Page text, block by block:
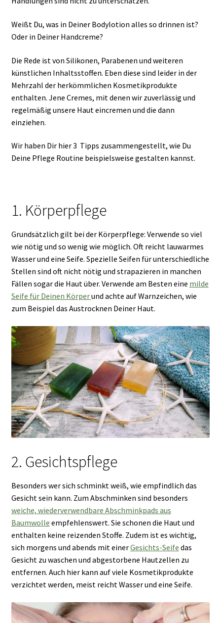
Weißt Du, was in Deiner Bodylotion alles so drinnen ist?
Oder in Deiner Handcreme?
Die Rede ist von Silikonen, Parabenen und weiteren
künstlichen Inhaltsstoffen. Eben diese sind leider in der
Mehrzahl der herkömmlichen Kosmetikprodukte
enthalten. Jene Cremes, mit denen wir zuverlässig und
regelmäßig unsere Haut eincremen und die dann
einziehen.
Wir haben Dir hier 3 Tipps zusammengestellt, wie Du
Deine Pflege Routine beispielsweise gestalten kannst.
1. Körperpflege
Grundsätzlich gilt bei der Körperpflege: Verwende so viel
wie nötig und so wenig wie möglich. Oft reicht lauwarmes
Wasser und eine Seife. Spezielle Seifen für unterschiedliche
Stellen sind oft nicht nötig und strapazieren in manchen
Fällen sogar die Haut über. Verwende am Besten eine milde
Seife für Deinen Körperund achte auf Warnzeichen, wie
zum Beispiel das Austrocknen Deiner Haut.
2. Gesichtspflege
Besonders wer sich schminkt weiß, wie empfindlich das
Gesicht sein kann. Zum Abschminken sind besonders
weiche, wiederverwendbare Abschminkpads aus
Baumwolle empfehlenswert. Sie schonen die Haut und
enthalten keine reizenden Stoffe. Zudem ist es wichtig,
sich morgens und abends mit einerGesichts-Seife das
Gesicht zu waschen und abgestorbene Hautzellen zu
entfernen. Auch hier kann auf viele Kosmetikprodukte
verzichtet werden, meist reicht Wasser und eine Seife.